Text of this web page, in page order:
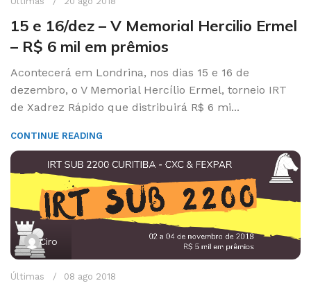
15 e 16/dez – V Memorial Hercilio Ermel
– R$ 6 mil em prêmios
Acontecerá em Londrina, nos dias 15 e 16 de
dezembro, o V Memorial Hercílio Ermel, torneio IRT
de Xadrez Rápido que distribuirá R$ 6 mi...
CONTINUE READING
Ciro
Últimas 08 ago 2018